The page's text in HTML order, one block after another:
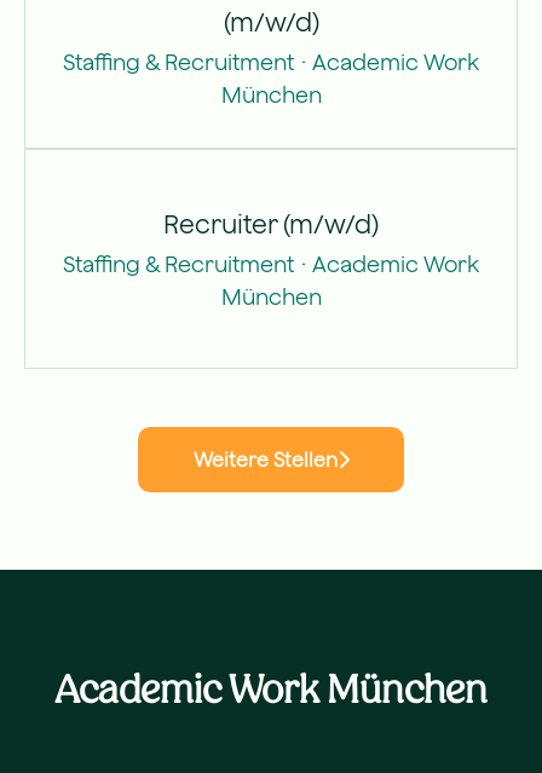
(m/w/d)
Staffing & Recruitment · Academic Work
München
Recruiter (m/w/d)
Staffing & Recruitment · Academic Work
München
Weitere Stellen
Academic Work München